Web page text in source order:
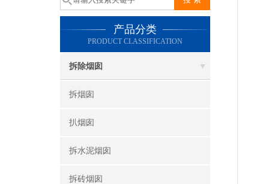
产品分类
PRODUCT CLASSIFICATION
拆除烟囱
拆烟囱
扒烟囱
拆水泥烟囱
拆砖烟囱